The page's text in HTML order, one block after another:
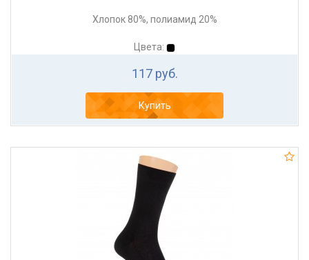
Хлопок 80%, полиамид 20%
Цвета:
117 руб.
Купить